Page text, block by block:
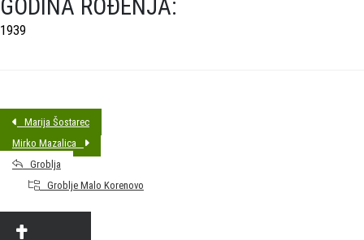
GODINA ROĐENJA:
1939
Marija Šostarec
Mirko Mazalica
Groblja
Groblje Malo Korenovo